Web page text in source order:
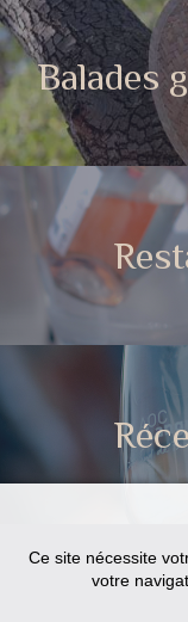
Balades
Ce site nécessite
votre